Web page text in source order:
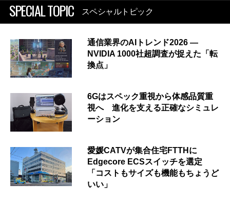
SPECIAL TOPIC スペシャルトピック
通信業界のAIトレンド2026 ―
NVIDIA 1000社超調査が捉えた「転
換点」
6Gはスペック重視から体感品質重
視へ 進化を支える正確なシミュレ
ーション
愛媛CATVが集合住宅FTTHに
Edgecore ECSスイッチを選定
「コストもサイズも機能もちょうど
いい」